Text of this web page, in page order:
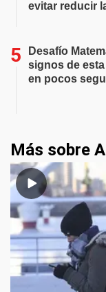
evitar reducir
Desafío
signos de
en pocos
Más sobre